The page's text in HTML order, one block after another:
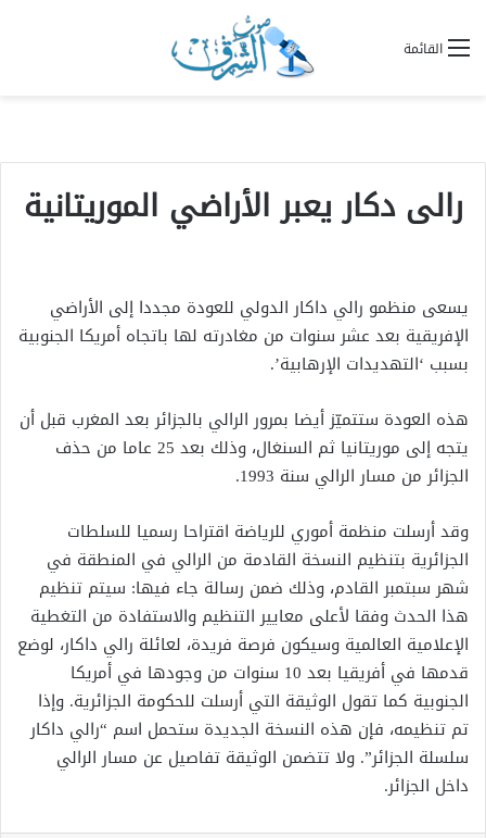
القائمة
رالى دكار يعبر الأراضي الموريتانية
يسعى منظمو رالي داكار الدولي للعودة مجددا إلى الأراضي
الإفريقية بعد عشر سنوات من مغادرته لها باتجاه أمريكا الجنوبية
بسبب ‘التهديدات الإرهابية’.
هذه العودة ستتميّز أيضا بمرور الرالي بالجزائر بعد المغرب قبل أن
يتجه إلى موريتانيا ثم السنغال، وذلك بعد 25 عاما من حذف
الجزائر من مسار الرالي سنة 1993.
وقد أرسلت منظمة أموري للرياضة اقتراحا رسميا للسلطات
الجزائرية بتنظيم النسخة القادمة من الرالي في المنطقة في
شهر سبتمبر القادم، وذلك ضمن رسالة جاء فيها: سيتم تنظيم
هذا الحدث وفقا لأعلى معايير التنظيم والاستفادة من التغطية
الإعلامية العالمية وسيكون فرصة فريدة، لعائلة رالي داكار، لوضع
قدمها في أفريقيا بعد 10 سنوات من وجودها في أمريكا
الجنوبية كما تقول الوثيقة التي أرسلت للحكومة الجزائرية. وإذا
تم تنظيمه، فإن هذه النسخة الجديدة ستحمل اسم “رالي داكار
سلسلة الجزائر”. ولا تتضمن الوثيقة تفاصيل عن مسار الرالي
داخل الجزائر.